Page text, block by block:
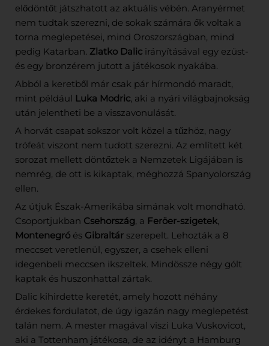
elődöntőt játszhatott az aktuális vébén. Aranyérmet
nem tudtak szerezni, de sokak számára ők voltak a
torna meglepetései, mind Oroszországban, mind
pedig Katarban. Zlatko Dalic irányításával egy ezüst-
és egy bronzérem jutott a játékosok nyakába.
Abból a keretből már csak pár hírmondó maradt,
mint például Luka Modric, aki a nyári világbajnokság
után jelentheti be a visszavonulását.
A horvát csapat sokszor volt közel a tűzhöz, nagy
trófeát viszont nem tudott szerezni. Az említett két
sorozat mellett döntőztek a Nemzetek Ligájában is
nemrég, de ott is kikaptak, méghozzá Spanyolország
ellen.
Az útjuk Észak-Amerikába simának volt mondható.
Csoportjukban Csehország, a Feröer-szigetek,
Montenegró és Gibraltár szerepelt. Lehozták a 8
meccset veretlenül, egyszer, a csehek elleni
idegenbeli meccsen ikszeltek. Mindössze négy gólt
kaptak és huszonhattal zártak.
Dalic kihirdette keretét, amely hozott néhány
érdekes fordulatot, de úgy igazán nagy meglepetést
talán nem. A mester magával viszi Luka Vuskovicot,
aki a Tottenham játékosa, de az idényt a Hamburg